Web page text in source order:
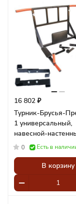
16 802 ₽
Турник-Брусья-
1 универсальный,
навесной-
Pioner A17858
0 Есть в
В корзину